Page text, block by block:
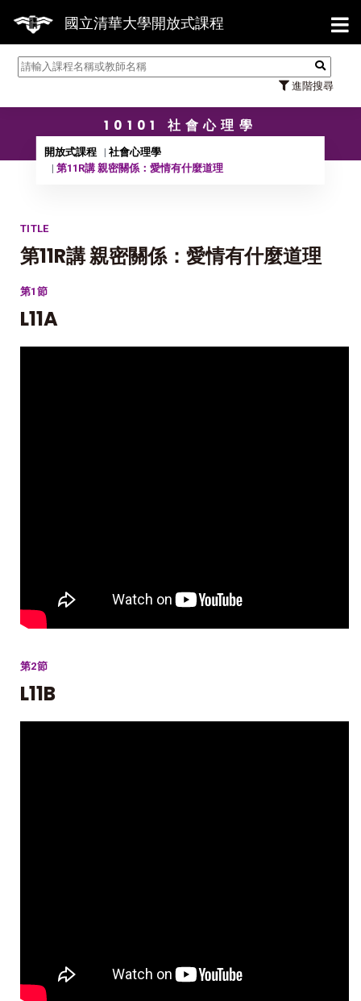
國立清華大學開放式課程
進階搜尋
【
10101 社會心理學
開放式課程
社會心理學
第11R講 親密關係：愛情有什麼道理
TITLE
第11R講 親密關係：愛情有什麼道理
第1節
L11A
第2節
L11B